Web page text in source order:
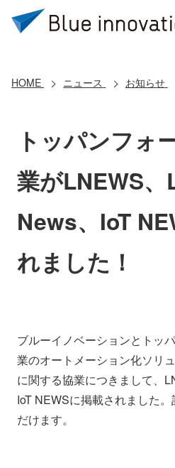
導入
コアテク
クラウドモビ
会社情報
採用情報
HOME ニュース お知らせ
トッパンフォ
業がLNEWS
News、IoT
れました！
ブルーイノベーションとトッ
業のオートメーション化ソリ
に関する協業につきまして、
IoT NEWSに掲載されました
だけます。